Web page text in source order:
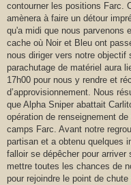
contourner les positions Farc.
amènera à faire un détour
qu'a midi que nous parvenons
cache où Noir et Bleu ont
nous diriger vers notre objectif
parachutage de matériel aura
17h00 pour nous y rendre et
d’approvisionnement. Nous
que Alpha Sniper abattait
opération de renseignement
camps Farc. Avant notre
partisan et a obtenu quelques
falloir se dépêcher pour
mettre toutes les chances de
pour rejoindre le point de